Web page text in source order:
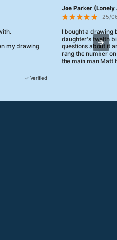
my drawing
✓ Verified
Joe Parker (Lonely
25/
I bought a drawing
daughter's twelth
questions about it
rang the number
the main man Matt